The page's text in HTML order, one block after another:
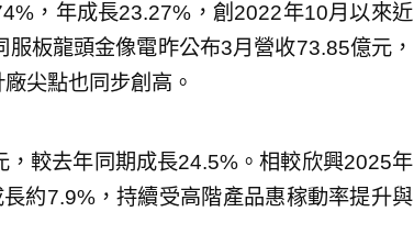
，年成長23.27%，創2022年10月以來近
板龍頭金像電昨公布3月營收73.85億元，
尖點也同步創高。
較去年同期成長24.5%。相較欣興2025年
約7.9%，持續受高階產品惠稼動率提升與